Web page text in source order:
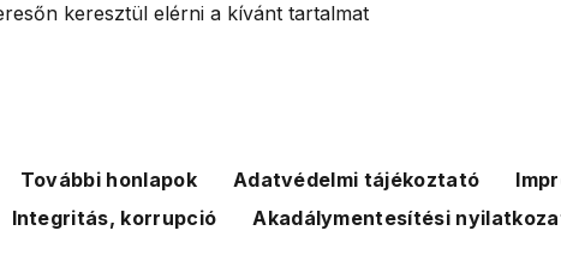
keresztül elérni a kívánt tartalmat
További honlapok Adatvédelmi tájékoztató
Integritás, korrupció
Akadálymentesítési